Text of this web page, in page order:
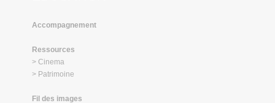
Accompagnement
Ressources
> Cinema
> Patrimoine
Fil des images